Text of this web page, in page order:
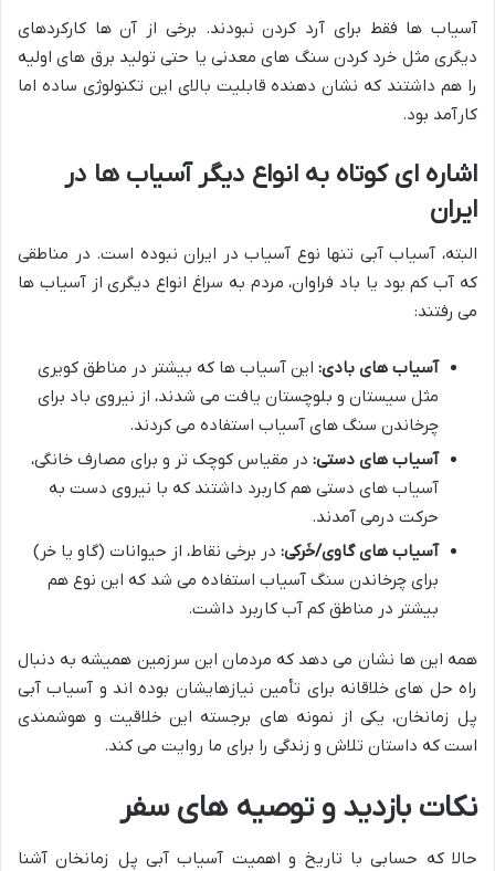
آسیاب ها فقط برای آرد کردن نبودند. برخی از آن ها کارکردهای
دیگری مثل خرد کردن سنگ های معدنی یا حتی تولید برق های اولیه
را هم داشتند که نشان دهنده قابلیت بالای این تکنولوژی ساده اما
کارآمد بود.
اشاره ای کوتاه به انواع دیگر آسیاب ها در
ایران
البته، آسیاب آبی تنها نوع آسیاب در ایران نبوده است. در مناطقی
که آب کم بود یا باد فراوان، مردم به سراغ انواع دیگری از آسیاب ها
می رفتند:
آسیاب های بادی: این آسیاب ها که بیشتر در مناطق کویری
مثل سیستان و بلوچستان یافت می شدند، از نیروی باد برای
چرخاندن سنگ های آسیاب استفاده می کردند.
آسیاب های دستی: در مقیاس کوچک تر و برای مصارف خانگی،
آسیاب های دستی هم کاربرد داشتند که با نیروی دست به
حرکت درمی آمدند.
آسیاب های گاوی/خَرکی: در برخی نقاط، از حیوانات (گاو یا خر)
برای چرخاندن سنگ آسیاب استفاده می شد که این نوع هم
بیشتر در مناطق کم آب کاربرد داشت.
همه این ها نشان می دهد که مردمان این سرزمین همیشه به دنبال
راه حل های خلاقانه برای تأمین نیازهایشان بوده اند و آسیاب آبی
پل زمانخان، یکی از نمونه های برجسته این خلاقیت و هوشمندی
است که داستان تلاش و زندگی را برای ما روایت می کند.
نکات بازدید و توصیه های سفر
حالا که حسابی با تاریخ و اهمیت آسیاب آبی پل زمانخان آشنا